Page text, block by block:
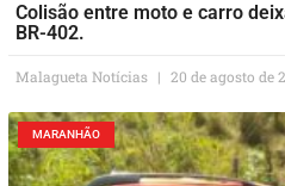
Colisão entre moto e carro
BR-402.
Malagueta Notícias 20 de agosto de
MARANHÃO